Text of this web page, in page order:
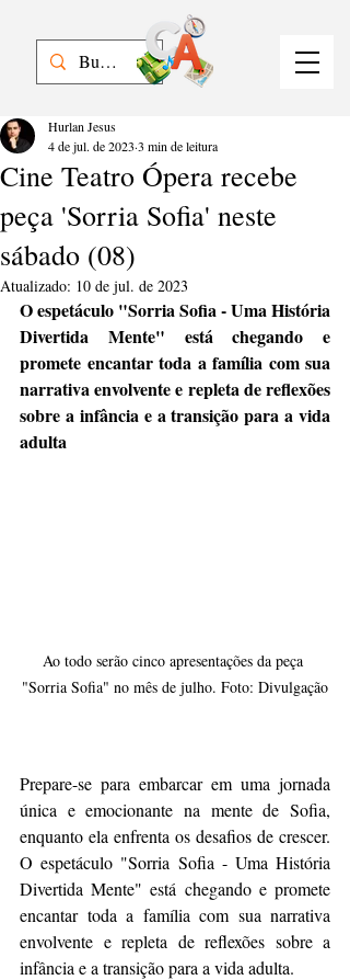
Cine Teatro Ópera recebe
peça 'Sorria Sofia' neste
sábado (08)
Hurlan Jesus
4 de jul. de 2023 3 min de leitura
Atualizado: 10 de jul. de 2023
O espetáculo "Sorria Sofia - Uma História
Divertida Mente" está chegando e
promete encantar toda a família com sua
narrativa envolvente e repleta de reflexões
sobre a infância e a transição para a vida
adulta
Ao todo serão cinco apresentações da peça
"Sorria Sofia" no mês de julho. Foto: Divulgação
Prepare-se para embarcar em uma jornada
única e emocionante na mente de Sofia,
enquanto ela enfrenta os desafios de crescer.
O espetáculo "Sorria Sofia - Uma História
Divertida Mente" está chegando e promete
encantar toda a família com sua narrativa
envolvente e repleta de reflexões sobre a
infância e a transição para a vida adulta.